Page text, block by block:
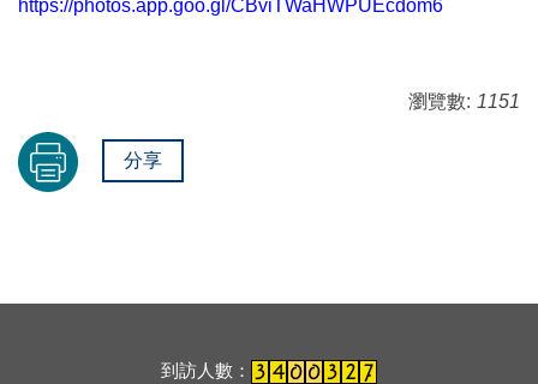
https://photos.app.goo.gl/CBviTWaHWPUEcdom6
瀏覽數: 1151
分享
到訪人數：